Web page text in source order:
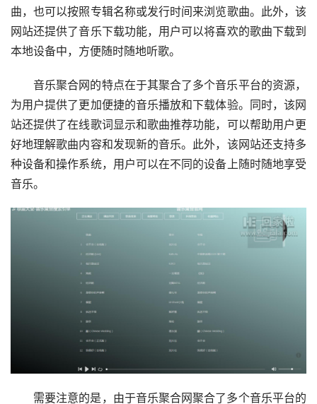
曲，也可以按照专辑名称或发行时间来浏览歌曲。此外，该
网站还提供了音乐下载功能，用户可以将喜欢的歌曲下载到
本地设备中，方便随时随地听歌。
音乐聚合网的特点在于其聚合了多个音乐平台的资源，
为用户提供了更加便捷的音乐播放和下载体验。同时，该网
站还提供了在线歌词显示和歌曲推荐功能，可以帮助用户更
好地理解歌曲内容和发现新的音乐。此外，该网站还支持多
种设备和操作系统，用户可以在不同的设备上随时随地享受
音乐。
需要注意的是，由于音乐聚合网聚合了多个音乐平台的